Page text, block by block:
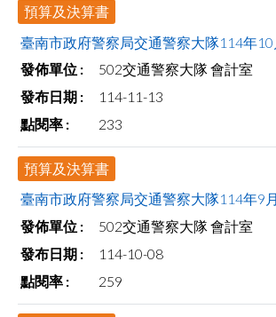
預算及決算書
臺南市政府警察局交通警察大隊114年
502交通警察大隊 會計室
114-11-13
233
預算及決算書
臺南市政府警察局交通警察大隊114年9
502交通警察大隊 會計室
114-10-08
259